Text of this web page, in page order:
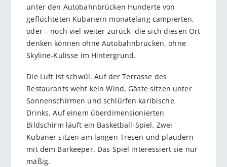
unter den Autobahnbrücken Hunderte von
geflüchteten Kubanern monatelang campierten,
oder – noch viel weiter zurück, die sich diesen Ort
denken können ohne Autobahnbrücken, ohne
Skyline-Kulisse im Hintergrund.
Die Luft ist schwül. Auf der Terrasse des
Restaurants weht kein Wind, Gäste sitzen unter
Sonnenschirmen und schlürfen karibische
Drinks. Auf einem überdimensionierten
Bildschirm läuft ein Basketball-Spiel. Zwei
Kubaner sitzen am langen Tresen und plaudern
mit dem Barkeeper. Das Spiel interessiert sie nur
mäßig.